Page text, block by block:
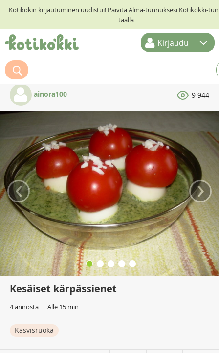
Kotikokin kirjautuminen uudistui! Päivitä Alma-tunnuksesi Kotikokki-
täällä
ETUSIVU
RESEPTIHAKU
RUOKATEEMAT
KOTIKOKIT
Kirjaudu
ainora100 9 944
‹ ›
Kesäiset kärpässienet
4 annosta Alle 15 min
Kasvisruoka